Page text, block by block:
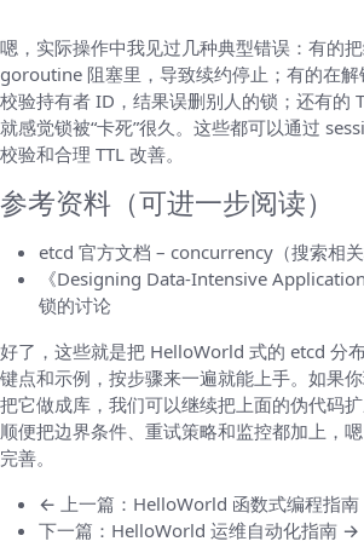
嗯，实际操作中我见过几种典型错误：有的
goroutine 阻塞里，导致续约停止；有的在
校验持有者 ID，结果误删别人的锁；还有的
就感觉锁被“卡死”很久。这些都可以通过
校验和合理 TTL 改善。
参考资料（可进一步阅读）
etcd 官方文档 – concurrency（搜索相关
《Designing Data-Intensive
锁的讨论
好了，这些就是把 HelloWorld 式的 etcd 分
键点和示例，按步骤来一遍就能上手。如果
把它做成库，我们可以继续把上面的伪代码
顺便把边界条件、重试策略和监控都加上，
完善。
← 上一篇：HelloWorld 函数式编程指南
下一篇：HelloWorld 运维自动化指南 →